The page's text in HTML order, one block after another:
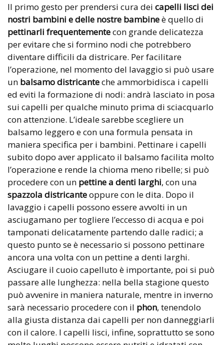
Il primo gesto per prendersi cura dei capelli lisci dei
nostri bambini e delle nostre bambineè quello di
pettinarli frequentementecon grande delicatezza
per evitare che si formino nodi che potrebbero
diventare difficili da districare. Per facilitare
l’operazione, nel momento del lavaggio si può usare
un balsamo districanteche ammorbidisca i capelli
ed eviti la formazione di nodi: andrà lasciato in posa
sui capelli per qualche minuto prima di sciacquarlo
con attenzione. L’ideale sarebbe scegliere un
balsamo leggero e con una formula pensata in
maniera specifica per i bambini. Pettinare i capelli
subito dopo aver applicato il balsamo facilita molto
l’operazione e rende la chioma meno ribelle; si può
procedere con un pettine a denti larghi, con una
spazzola districanteoppure con le dita. Dopo il
lavaggio i capelli possono essere avvolti in un
asciugamano per togliere l’eccesso di acqua e poi
tamponati delicatamente partendo dalle radici; a
questo punto se è necessario si possono pettinare
ancora una volta con un pettine a denti larghi.
Asciugare il cuoio capelluto è importante, poi si può
passare alle lunghezza: nella bella stagione questo
può avvenire in maniera naturale, mentre in inverno
sarà necessario procedere con il phon, tenendolo
alla giusta distanza dai capelli per non danneggiarli
con il calore. I capelli lisci, infine, soprattutto se sono